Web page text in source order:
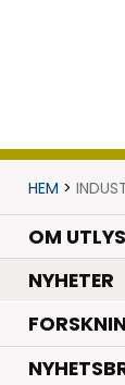
HEM >
OM
NYHETER.